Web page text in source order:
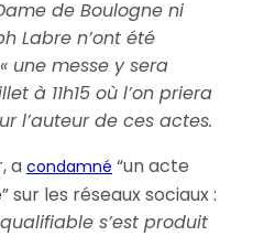
de Boulogne ni
Labre n’ont été
une messe y sera
à 11h15 où l’on priera
l’auteur de ces actes.
acondamné “un acte
les réseaux sociaux :
s’est produit